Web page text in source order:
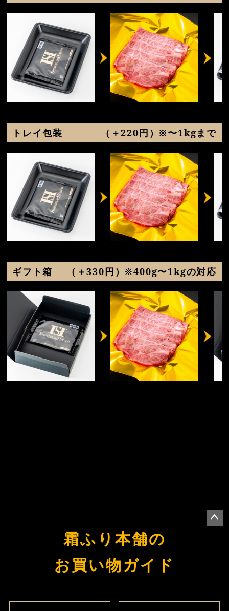
トレイ包装 （＋220円）※〜1kgまで
ギフト箱 （＋330円）※400g〜1kgの対応
霜ふり本舗の
お買い物ガイド